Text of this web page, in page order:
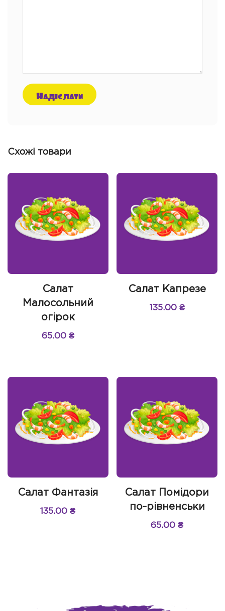
Схожі товари
Салат
Малосольний
огірок
65.00 ₴
Салат Капрезе
135.00 ₴
Салат Фантазія
135.00₴
Салат Помідори
по-рівненськи
65.00₴